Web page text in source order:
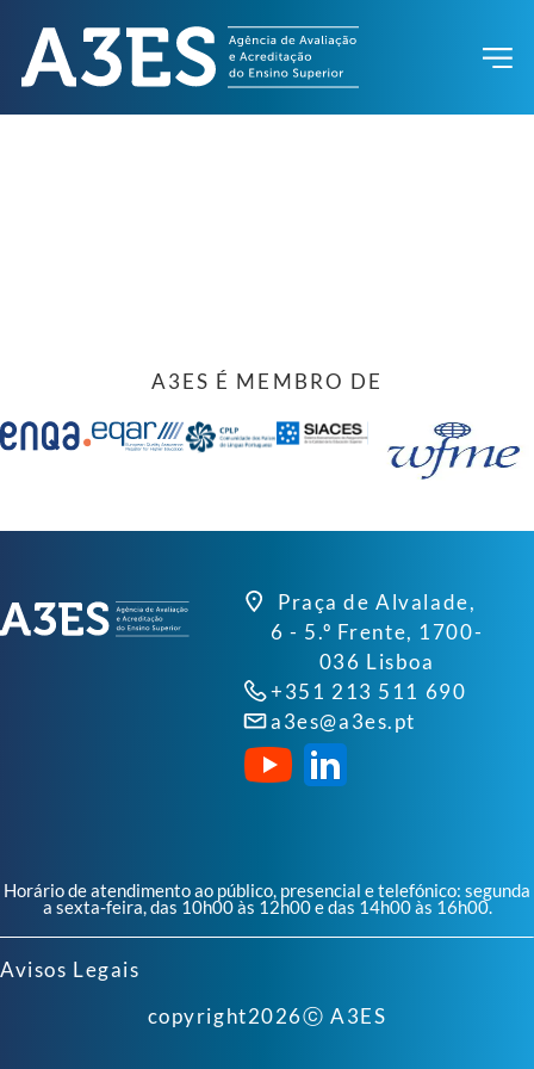
A3ES É MEMBRO DE
Praça de Alvalade,
6 - 5.º Frente, 1700-
036 Lisboa
+351 213 511 690
a3es@a3es.pt
Horário de atendimento ao público, presencial e telefónico: segunda
a sexta-feira, das 10h00 às 12h00 e das 14h00 às 16h00.
Avisos Legais
copyright2026ⓒ A3ES